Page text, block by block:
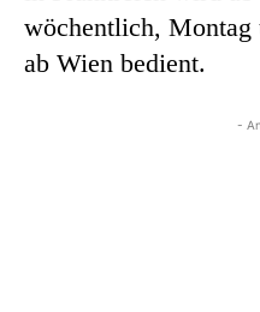
wöchentlich, Montag
ab Wien bedient.
-